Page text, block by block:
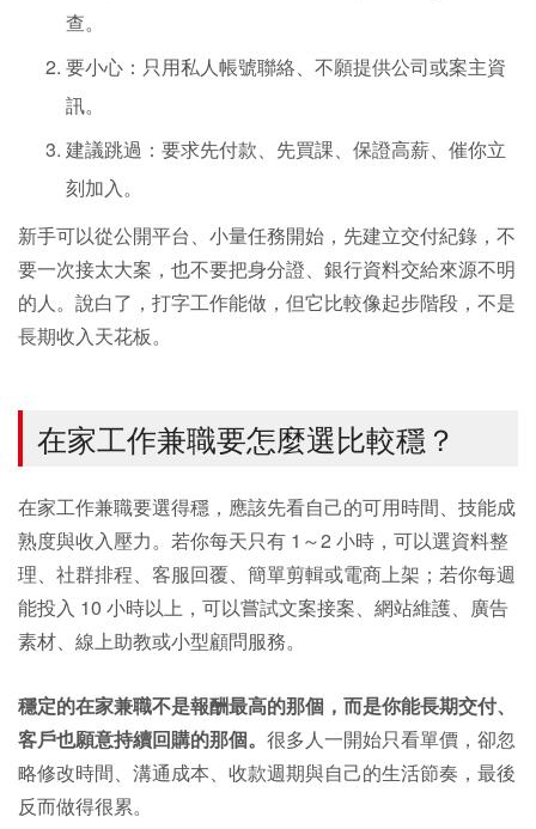
查。
要小心：只用私人帳號聯絡、不願提供公司或案主資
訊。
建議跳過：要求先付款、先買課、保證高薪、催你立
刻加入。
新手可以從公開平台、小量任務開始，先建立交付紀錄，不
要一次接太大案，也不要把身分證、銀行資料交給來源不明
的人。說白了，打字工作能做，但它比較像起步階段，不是
長期收入天花板。
在家工作兼職要怎麼選比較穩？
在家工作兼職要選得穩，應該先看自己的可用時間、技能成
熟度與收入壓力。若你每天只有 1～2 小時，可以選資料整
理、社群排程、客服回覆、簡單剪輯或電商上架；若你每週
能投入 10 小時以上，可以嘗試文案接案、網站維護、廣告
素材、線上助教或小型顧問服務。
穩定的在家兼職不是報酬最高的那個，而是你能長期交付、
客戶也願意持續回購的那個。 很多人一開始只看單價，卻忽
略修改時間、溝通成本、收款週期與自己的生活節奏，最後
反而做得很累。